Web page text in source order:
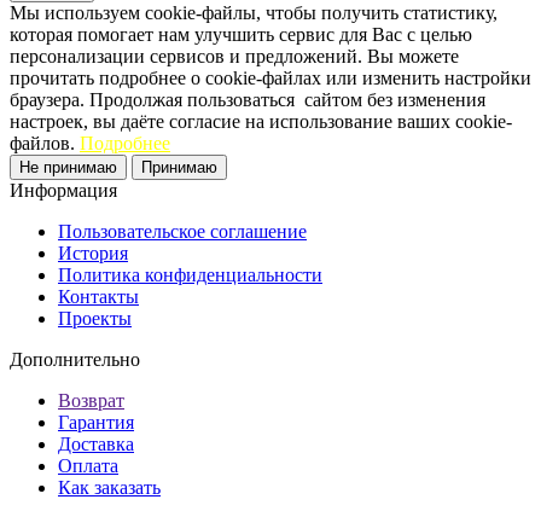
Мы используем cookie-файлы, чтобы получить статистику,
которая помогает нам улучшить сервис для Вас с целью
персонализации сервисов и предложений. Вы можете
прочитать подробнее о cookie-файлах или изменить настройки
браузера. Продолжая пользоваться сайтом без изменения
настроек, вы даёте согласие на использование ваших cookie-
файлов. Подробнее
Не принимаю Принимаю
Информация
Пользовательское соглашение
История
Политика конфиденциальности
Контакты
Проекты
Дополнительно
Возврат
Гарантия
Доставка
Оплата
Как заказать